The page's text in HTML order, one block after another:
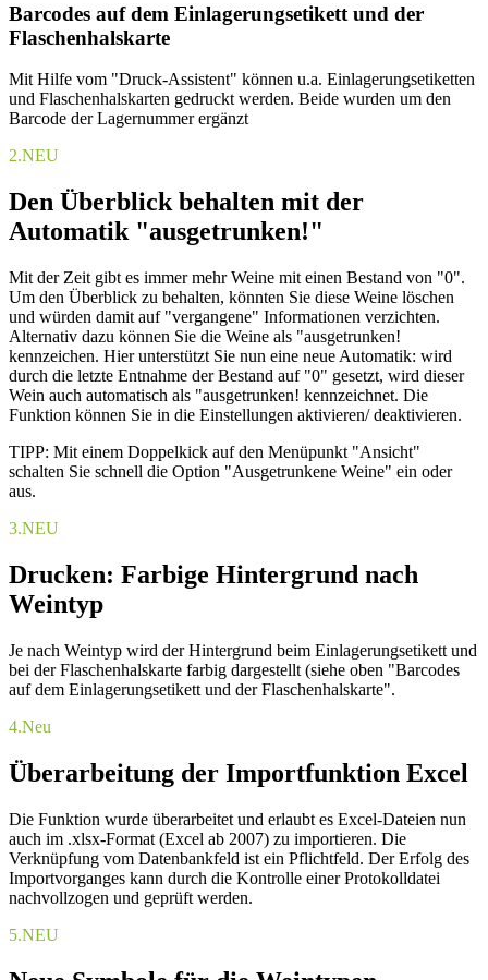
Barcodes auf dem Einlagerungsetikett und der
Flaschenhalskarte
Mit Hilfe vom "Druck-Assistent" können u.a. Einlagerungsetiketten
und Flaschenhalskarten gedruckt werden. Beide wurden um den
Barcode der Lagernummer ergänzt
2.NEU
Den Überblick behalten mit der
Automatik "ausgetrunken!"
Mit der Zeit gibt es immer mehr Weine mit einen Bestand von "0".
Um den Überblick zu behalten, könnten Sie diese Weine löschen
und würden damit auf "vergangene" Informationen verzichten.
Alternativ dazu können Sie die Weine als "ausgetrunken!
kennzeichen. Hier unterstützt Sie nun eine neue Automatik: wird
durch die letzte Entnahme der Bestand auf "0" gesetzt, wird dieser
Wein auch automatisch als "ausgetrunken! kennzeichnet. Die
Funktion können Sie in die Einstellungen aktivieren/ deaktivieren.
TIPP: Mit einem Doppelkick auf den Menüpunkt "Ansicht"
schalten Sie schnell die Option "Ausgetrunkene Weine" ein oder
aus.
3.NEU
Drucken: Farbige Hintergrund nach
Weintyp
Je nach Weintyp wird der Hintergrund beim Einlagerungsetikett und
bei der Flaschenhalskarte farbig dargestellt (siehe oben "Barcodes
auf dem Einlagerungsetikett und der Flaschenhalskarte".
4.Neu
Überarbeitung der Importfunktion Excel
Die Funktion wurde überarbeitet und erlaubt es Excel-Dateien nun
auch im .xlsx-Format (Excel ab 2007) zu importieren. Die
Verknüpfung vom Datenbankfeld ist ein Pflichtfeld. Der Erfolg des
Importvorganges kann durch die Kontrolle einer Protokolldatei
nachvollzogen und geprüft werden.
5.NEU